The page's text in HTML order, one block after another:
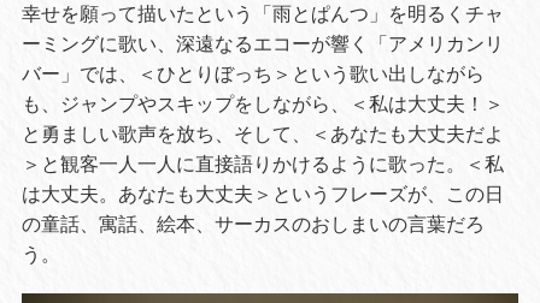
幸せを願って描いたという「雨とぱんつ」を明るくチャ
ーミングに歌い、深遠なるエコーが響く「アメリカンリ
バー」では、＜ひとりぼっち＞という歌い出しながら
も、ジャンプやスキップをしながら、＜私は大丈夫！＞
と勇ましい歌声を放ち、そして、＜あなたも大丈夫だよ
＞と観客一人一人に直接語りかけるように歌った。＜私
は大丈夫。あなたも大丈夫＞というフレーズが、この日
の童話、寓話、絵本、サーカスのおしまいの言葉だろ
う。